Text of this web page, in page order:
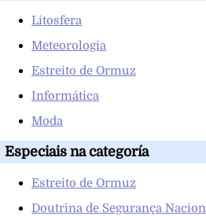
Litosfera
Meteorologia
Estreito de Ormuz
Informática
Moda
Especiais na categoría
Estreito de Ormuz
Doutrina de Segurança